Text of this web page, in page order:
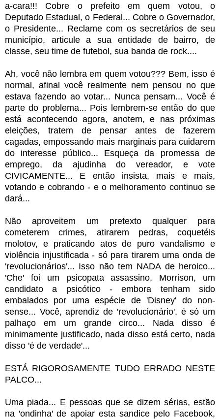
a-cara!!! Cobre o prefeito em quem votou, o
Deputado Estadual, o Federal... Cobre o Governador,
o Presidente... Reclame com os secretários de seu
município, articule a sua entidade de bairro, de
classe, seu time de futebol, sua banda de rock....
Ah, você não lembra em quem votou??? Bem, isso é
normal, afinal você realmente nem pensou no que
estava fazendo ao votar... Nunca pensam... Você é
parte do problema... Pois lembrem-se então do que
está acontecendo agora, anotem, e nas próximas
eleições, tratem de pensar antes de fazerem
cagadas, empossando mais marginais para cuidarem
do interesse público... Esqueça da promessa de
emprego, da ajudinha do vereador, e vote
CIVICAMENTE... E então insista, mais e mais,
votando e cobrando - e o melhoramento continuo se
dará...
Não aproveitem um pretexto qualquer para
cometerem crimes, atirarem pedras, coquetéis
molotov, e praticando atos de puro vandalismo e
violência injustificada - só para tirarem uma onda de
'revolucionários'... Isso não tem NADA de heroico...
'Che' foi um psicopata assassino, Morrison, um
candidato a psicótico - embora tenham sido
embalados por uma espécie de 'Disney' do non-
sense... Você, aprendiz de 'revolucionário', é só um
palhaço em um grande circo... Nada disso é
minimamente justificado, nada disso está certo, nada
disso 'é de verdade'...
ESTÁ RIGOROSAMENTE TUDO ERRADO NESTE
PALCO...
Uma piada... E pessoas que se dizem sérias, estão
na 'ondinha' de apoiar esta sandice pelo Facebook,